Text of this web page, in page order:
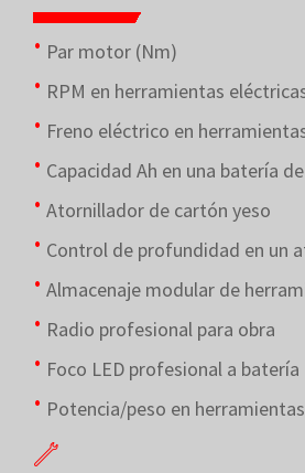
Par motor (Nm)
RPM en herramientas
Freno eléctrico en
Capacidad Ah en una batería
Atornillador de cartón yeso
Control de profundidad en un
Almacenaje modular de
Radio profesional para obra
Foco LED profesional a batería
Potencia/peso en